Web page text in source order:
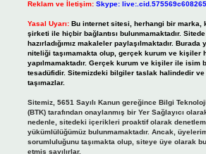
Reklam ve İletişim: Skype:
Yasal Uyarı: Bu internet sitesi, herhangi bir marka,
şirketi ile hiçbir bağlantısı bulunmamaktadır.
hazırladığımız makaleler paylaşılmaktadır.
niteliği taşımamakta olup, gerçek kurum ve kişiler
yapılmamaktadır. Gerçek kurum ve kişiler ile isim
tesadüfidir. Sitemizdeki bilgiler taslak halindedir
taşımazlar.
Sitemiz, 5651 Sayılı Kanun gereğince Bilgi
(BTK) tarafından onaylanmış bir Yer Sağlayıcı
nedenle, sitedeki içerikleri proaktif olarak
yükümlülüğümüz bulunmamaktadır. Ancak,
sorumluluğunu taşımakta olup, siteye üye olarak
etmiş sayılırlar.